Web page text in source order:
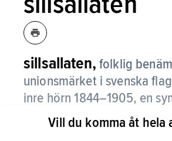
sillsallaten, folklig
unionsmärket i svenska
inre hörn 1844–1905, en
sammanställning av de
norska flaggfärgerna.
Vill du komma åt hela